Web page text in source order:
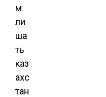
м
ли
ша
ть
каз
ахс
тан